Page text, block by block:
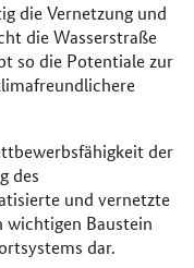
die Vernetzung und
die Wasserstraße
so die Potentiale zur
der
des
und vernetzte
wichtigen Baustein
dar.